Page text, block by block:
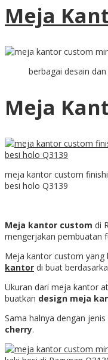
Meja
berbagai desain
Meja
meja kantor custom
besi holo Q3139
Meja kantor custom di
mengerjakan pembuatan
Meja kantor custom yang
kantor di buat
Ukuran dari meja kantor
buatkan design meja
Sama halnya dengan
cherry.